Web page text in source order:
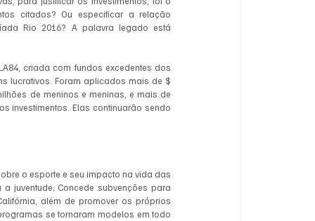
citados? Ou especificar a relação
Rio 2016? A palavra legado está
criada com fundos excedentes dos
lucrativos. Foram aplicados mais de $
de meninos e meninas, e mais de
investimentos. Elas continuarão sendo
o esporte e seu impacto na vida das
juventude; Concede subvenções para
além de promover os próprios
se tornaram modelos em todo